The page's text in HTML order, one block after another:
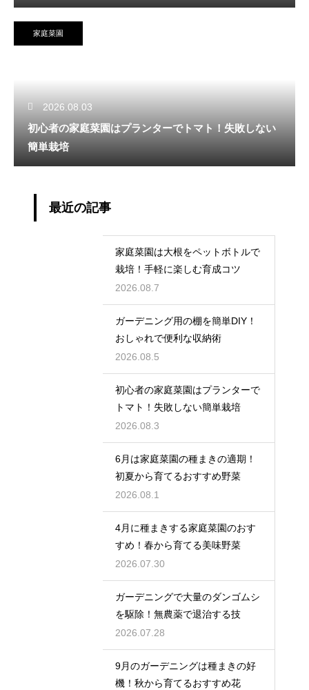
家庭菜園
2026.08.03
初心者の家庭菜園はプランターでトマト！失敗しない
簡単栽培
最近の記事
家庭菜園は大根をペットボトルで
栽培！手軽に楽しむ育成コツ
2026.08.7
ガーデニング用の棚を簡単DIY！
おしゃれで便利な収納術
2026.08.5
初心者の家庭菜園はプランターで
トマト！失敗しない簡単栽培
2026.08.3
6月は家庭菜園の種まきの適期！
初夏から育てるおすすめ野菜
2026.08.1
4月に種まきする家庭菜園のおす
すめ！春から育てる美味野菜
2026.07.30
ガーデニングで大量のダンゴムシ
を駆除！無農薬で退治する技
2026.07.28
9月のガーデニングは種まきの好
機！秋から育てるおすすめ花